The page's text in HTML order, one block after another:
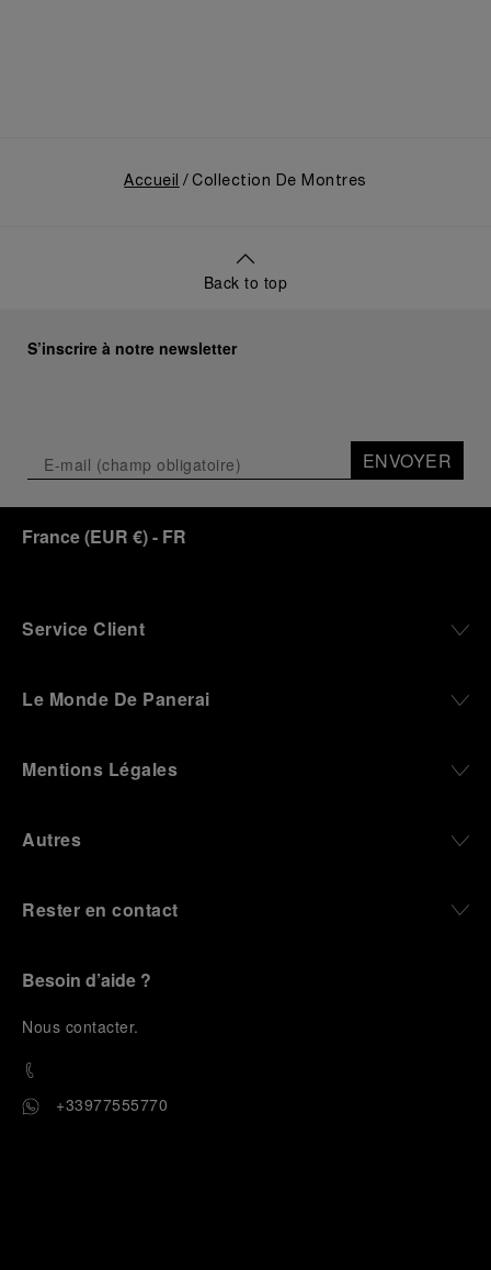
Accueil Collection De Montres
Back to top
S’inscrire à notre newsletter
ENVOYER
France(EUR €)- FR
Service Client
Le Monde De Panerai
Mentions Légales
Autres
Rester en contact
Besoin d’aide ?
Nous contacter.
+33977555770